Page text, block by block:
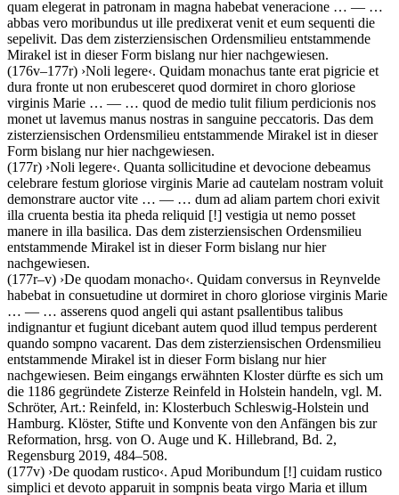
quam elegerat in patronam in magna habebat veneracione … — …
abbas vero moribundus ut ille predixerat venit et eum sequenti die
sepelivit. Das dem zisterziensischen Ordensmilieu entstammende
Mirakel ist in dieser Form bislang nur hier nachgewiesen.
(176v–177r) ›Noli legere‹. Quidam monachus tante erat pigricie et
dura fronte ut non erubesceret quod dormiret in choro gloriose
virginis Marie … — … quod de medio tulit filium perdicionis nos
monet ut lavemus manus nostras in sanguine peccatoris. Das dem
zisterziensischen Ordensmilieu entstammende Mirakel ist in dieser
Form bislang nur hier nachgewiesen.
(177r) ›Noli legere‹. Quanta sollicitudine et devocione debeamus
celebrare festum gloriose virginis Marie ad cautelam nostram voluit
demonstrare auctor vite … — … dum ad aliam partem chori exivit
illa cruenta bestia ita pheda reliquid [!] vestigia ut nemo posset
manere in illa basilica. Das dem zisterziensischen Ordensmilieu
entstammende Mirakel ist in dieser Form bislang nur hier
nachgewiesen.
(177r–v) ›De quodam monacho‹. Quidam conversus in Reynvelde
habebat in consuetudine ut dormiret in choro gloriose virginis Marie
… — … asserens quod angeli qui astant psallentibus talibus
indignantur et fugiunt dicebant autem quod illud tempus perderent
quando sompno vacarent. Das dem zisterziensischen Ordensmilieu
entstammende Mirakel ist in dieser Form bislang nur hier
nachgewiesen. Beim eingangs erwähnten Kloster dürfte es sich um
die 1186 gegründete Zisterze Reinfeld in Holstein handeln, vgl. M.
Schröter, Art.: Reinfeld, in: Klosterbuch Schleswig-Holstein und
Hamburg. Klöster, Stifte und Konvente von den Anfängen bis zur
Reformation, hrsg. von O. Auge und K. Hillebrand, Bd. 2,
Regensburg 2019, 484–508.
(177v) ›De quodam rustico‹. Apud Moribundum [!] cuidam rustico
simplici et devoto apparuit in sompnis beata virgo Maria et illum